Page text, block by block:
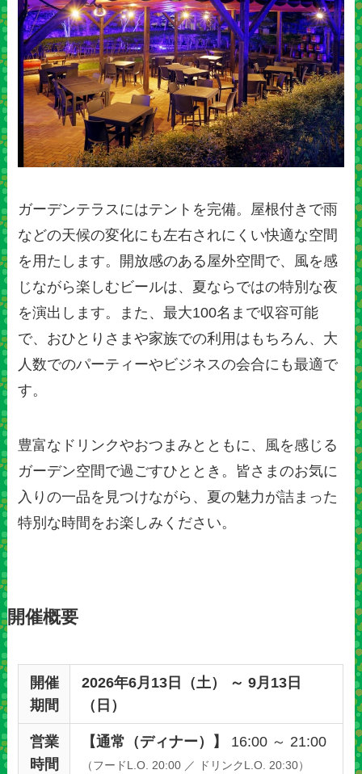
ガーデンテラスにはテントを完備。屋根付きで雨
などの天候の変化にも左右されにくい快適な空間
を用たします。開放感のある屋外空間で、風を感
じながら楽しむビールは、夏ならではの特別な夜
を演出します。また、最大100名まで収容可能
で、おひとりさまや家族での利用はもちろん、大
人数でのパーティーやビジネスの会合にも最適で
す。
豊富なドリンクやおつまみとともに、風を感じる
ガーデン空間で過ごすひととき。皆さまのお気に
入りの一品を見つけながら、夏の魅力が詰まった
特別な時間をお楽しみください。
開催概要
開催
期間
2026年6月13日（土） ～ 9月13日
（日）
営業
時間
【通常（ディナー）】 16:00 ～ 21:00
（フードL.O. 20:00 ／ ドリンクL.O. 20:30）